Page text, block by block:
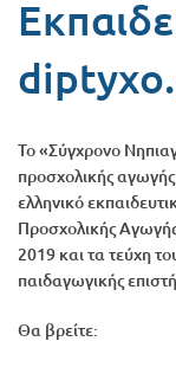
Προσφορές
Το «Σύγχρονο
προσχολικής αγωγής
ελληνικό
Προσχολικής
2019 και τα τεύχη
παιδαγωγικής
Θα βρείτε: